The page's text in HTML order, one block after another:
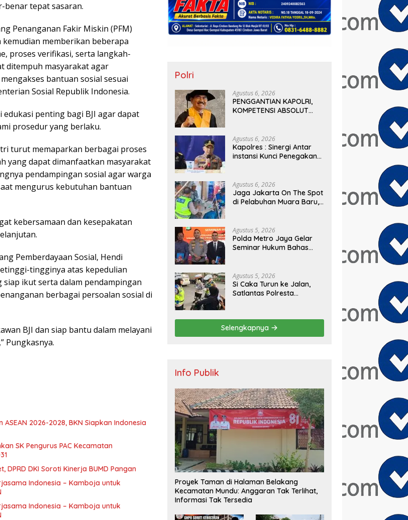
tepat sasaran.
Penanganan Fakir Miskin (PFM)
memberikan beberapa
proses verifikasi, serta langkah-
ditempuh masyarakat agar
bantuan sosial sesuai
Sosial Republik Indonesia.
penting bagi BJI agar dapat
prosedur yang berlaku.
turut memaparkan berbagai proses
yang dapat dimanfaatkan masyarakat
pendampingan sosial agar warga
mengurus kebutuhan bantuan
kebersamaan dan kesepakatan
Pemberdayaan Sosial, Hendi
tingginya atas kepedulian
ikut serta dalam pendampingan
berbagai persoalan sosial di
BJI dan siap bantu dalam melayani
Pungkasnya.
2026-2028, BKN Siapkan Indonesia
SK Pengurus PAC Kecamatan
DKI Soroti Kinerja BUMD Pangan
Indonesia – Kamboja untuk
Indonesia – Kamboja untuk
Polri
Agustus 6, 2026
PENGGANTIAN KAPOLRI,
KOMPETENSI ABSOLUT
Agustus 6, 2026
Kapolres : Sinergi Antar
instansi Kunci Penegakan
Tanjung Priok Gagalkan
Penyelundupan Harley-
Davidson Bekas.
Agustus 6, 2026
Jaga Jakarta On The Spot
di Pelabuhan Muara Baru,
Kamtibmas Bersama
Masyarakat
Agustus 5, 2026
Polda Metro Jaya Gelar
Seminar Hukum Bahas
KUHAP Baru
Agustus 5, 2026
Si Caka Turun ke Jalan,
Satlantas Polresta
Kecelakaan
Selengkapnya
Info Publik
Proyek Taman di Halaman Belakang
Kecamatan Mundu: Anggaran Tak Terlihat,
Informasi Tak Tersedia